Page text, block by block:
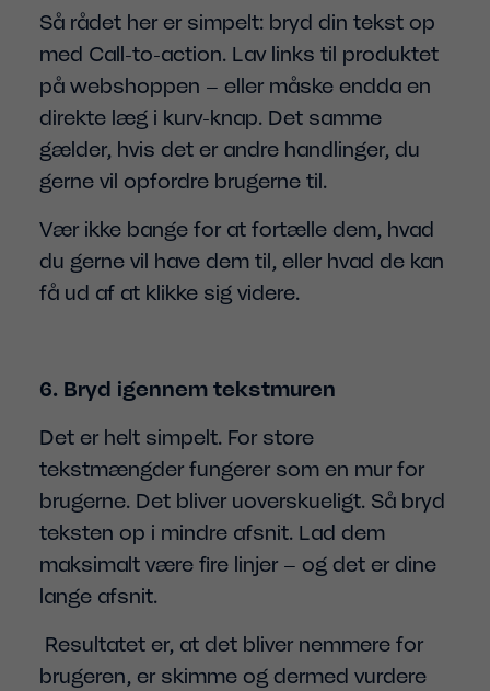
Så rådet her er simpelt: bryd din tekst op
med Call-to-action. Lav links til produktet
på webshoppen – eller måske endda en
direkte læg i kurv-knap. Det samme
gælder, hvis det er andre handlinger, du
gerne vil opfordre brugerne til.
Vær ikke bange for at fortælle dem, hvad
du gerne vil have dem til, eller hvad de kan
få ud af at klikke sig videre.
6. Bryd igennem tekstmuren
Det er helt simpelt. For store
tekstmængder fungerer som en mur for
brugerne. Det bliver uoverskueligt. Så bryd
teksten op i mindre afsnit. Lad dem
maksimalt være fire linjer – og det er dine
lange afsnit.
Resultatet er, at det bliver nemmere for
brugeren, er skimme og dermed vurdere